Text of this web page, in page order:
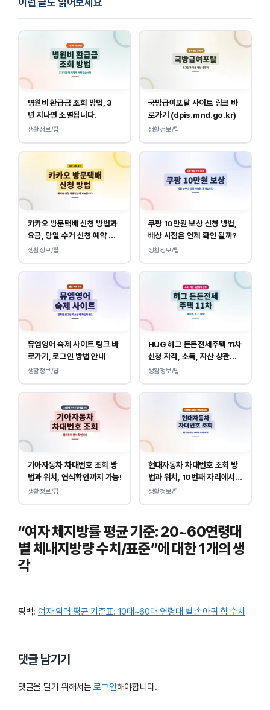
병원비 환급금 조회 방법, 3
년 지나면 소멸됩니다.
생활정보/팁
국방급여포탈 사이트 링크 바
로가기 (dpis.mnd.go.kr)
생활정보/팁
카카오 방문택배 신청 방법과
요금, 당일 수거 신청 예약 안
내
생활정보/팁
쿠팡 10만원 보상 신청 방법,
배상 시점은 언제 확인 될까?
생활정보/팁
뮤엠영어 숙제 사이트 링크 바
로가기, 로그인 방법 안내
생활정보/팁
HUG 허그 든든전세주택 11차
신청 자격, 소득, 자산 상관없
이 가능합니다.
생활정보/팁
기아자동차 차대번호 조회 방
법과 위치, 연식확인까지 가능!
생활정보/팁
현대자동차 차대번호 조회 방
법과 위치, 10번째 자리에서
연식 확인!
생활정보/팁
“여자 체지방률 평균 기준: 20~60연령대
별 체내지방량 수치/표준”에 대한 1개의 생
각
핑백: 여자 악력 평균 기준표: 10대~60대 연령대 별 손아귀 힘 수치
댓글 남기기
댓글을 달기 위해서는로그인해야합니다.